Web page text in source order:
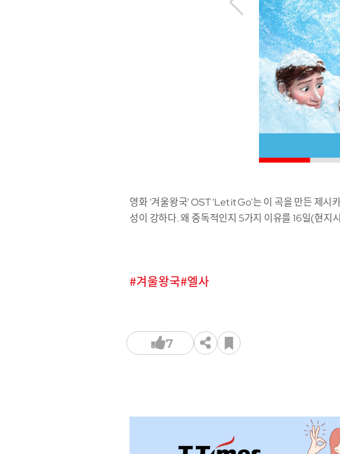
영화 '겨울왕국' OST 'Let it Go'는 이 곡을 만든 제시
성이 강하다. 왜 중독적인지 5가지 이유를 16일(현
7
겨울왕국 엘사